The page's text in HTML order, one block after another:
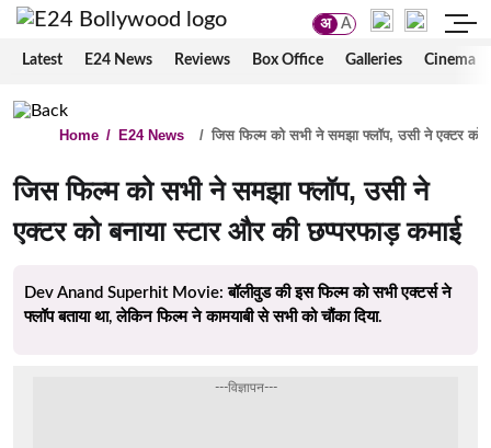
अ A
Latest E24 News Reviews Box Office Galleries Cinema
Home / E24 News / जिस फिल्म को सभी ने समझा फ्लॉप, उसी ने एक्टर को
जिस फिल्म को सभी ने समझा फ्लॉप, उसी ने
एक्टर को बनाया स्टार और की छप्परफाड़ कमाई
Dev Anand Superhit Movie: बॉलीवुड की इस फिल्म को सभी एक्टर्स ने
फ्लॉप बताया था, लेकिन फिल्म ने कामयाबी से सभी को चौंका दिया.
---विज्ञापन---